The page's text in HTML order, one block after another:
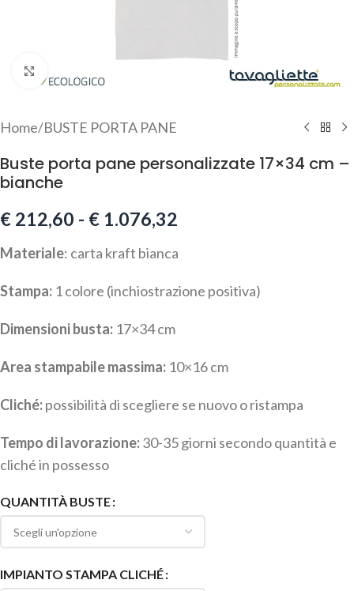
Home/BUSTE PORTA PANE
Buste porta pane personalizzate 17×34 cm –
bianche
€ 212,60 - € 1.076,32
Materiale: carta kraft bianca
Stampa: 1 colore (inchiostrazione positiva)
Dimensioni busta: 17×34 cm
Area stampabile massima: 10×16 cm
Cliché:possibilità di scegliere se nuovo o ristampa
Tempo di lavorazione:30-35 giorni secondo quantità e
cliché in possesso
QUANTITÀ BUSTE
IMPIANTO STAMPA CLICHÉ